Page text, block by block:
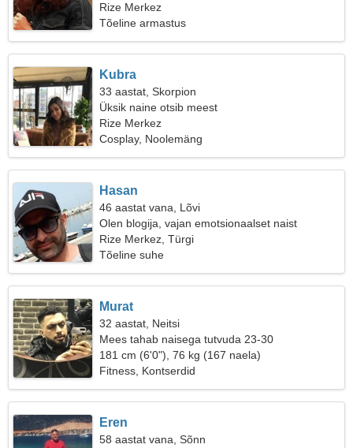
Rize Merkez
Tõeline armastus
Kubra
33 aastat, Skorpion
Üksik naine otsib meest
Rize Merkez
Cosplay, Noolemäng
Hasan
46 aastat vana, Lõvi
Olen blogija, vajan emotsionaalset naist
Rize Merkez, Türgi
Tõeline suhe
Murat
32 aastat, Neitsi
Mees tahab naisega tutvuda 23-30
181 cm (6'0"), 76 kg (167 naela)
Fitness, Kontserdid
Eren
58 aastat vana, Sõnn